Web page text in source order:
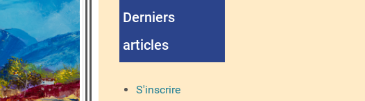
Derniers
articles
S'inscrire